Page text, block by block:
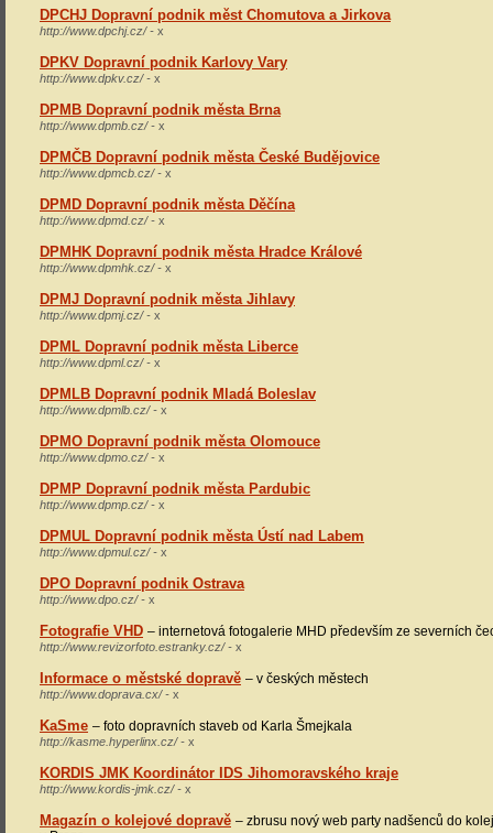
DPCHJ Dopravní podnik měst Chomutova a Jirkova
http://www.dpchj.cz/ - x
DPKV Dopravní podnik Karlovy Vary
http://www.dpkv.cz/ - x
DPMB Dopravní podnik města Brna
http://www.dpmb.cz/ - x
DPMČB Dopravní podnik města České Budějovice
http://www.dpmcb.cz/ - x
DPMD Dopravní podnik města Děčína
http://www.dpmd.cz/ - x
DPMHK Dopravní podnik města Hradce Králové
http://www.dpmhk.cz/ - x
DPMJ Dopravní podnik města Jihlavy
http://www.dpmj.cz/ - x
DPML Dopravní podnik města Liberce
http://www.dpml.cz/ - x
DPMLB Dopravní podnik Mladá Boleslav
http://www.dpmlb.cz/ - x
DPMO Dopravní podnik města Olomouce
http://www.dpmo.cz/ - x
DPMP Dopravní podnik města Pardubic
http://www.dpmp.cz/ - x
DPMUL Dopravní podnik města Ústí nad Labem
http://www.dpmul.cz/ - x
DPO Dopravní podnik Ostrava
http://www.dpo.cz/ - x
Fotografie VHD – internetová fotogalerie MHD především ze severních
http://www.revizorfoto.estranky.cz/ - x
Informace o městské dopravě – v českých městech
http://www.doprava.cx/ - x
KaSme – foto dopravních staveb od Karla Šmejkala
http://kasme.hyperlinx.cz/ - x
KORDIS JMK Koordinátor IDS Jihomoravského kraje
http://www.kordis-jmk.cz/ - x
Magazín o kolejové dopravě – zbrusu nový web party nadšenců do